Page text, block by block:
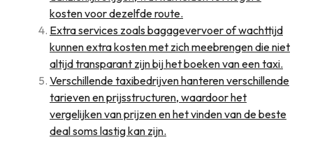
kosten voor dezelfde route.
Extra services zoals bagagevervoer of wachttijd
kunnen extra kosten met zich meebrengen die niet
altijd transparant zijn bij het boeken van een taxi.
Verschillende taxibedrijven hanteren verschillende
tarieven en prijsstructuren, waardoor het
vergelijken van prijzen en het vinden van de beste
deal soms lastig kan zijn.